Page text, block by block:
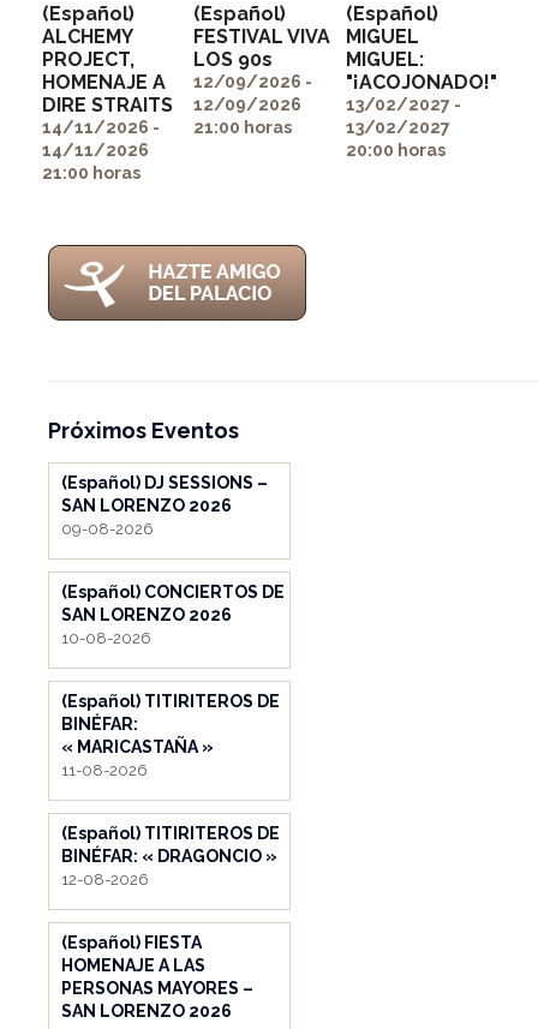
" alt=""
itemprop="image">
(Español)
ALCHEMY
PROJECT,
HOMENAJE A
DIRE STRAITS
14/11/2026 -
14/11/2026
21:00 horas
" alt=""
itemprop="image">
(Español)
FESTIVAL VIVA
LOS 90s
12/09/2026 -
12/09/2026
21:00 horas
" alt=""
itemprop="image">
(Español)
MIGUEL
MIGUEL:
"¡ACOJONADO!"
13/02/2027 -
13/02/2027
20:00 horas
Próximos Eventos
(Español) DJ SESSIONS –
SAN LORENZO 2026
09-08-2026
(Español) CONCIERTOS DE
SAN LORENZO 2026
10-08-2026
(Español) TITIRITEROS DE
BINÉFAR:
« MARICASTAÑA »
11-08-2026
(Español) TITIRITEROS DE
BINÉFAR: « DRAGONCIO »
12-08-2026
(Español) FIESTA
HOMENAJE A LAS
PERSONAS MAYORES –
SAN LORENZO 2026